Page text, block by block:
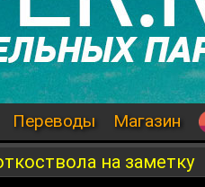
Переводы Магазин
на заметку